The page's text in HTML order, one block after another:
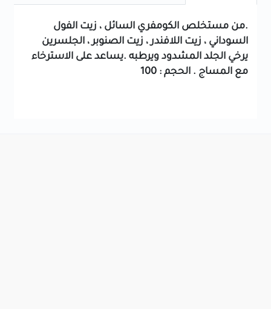
.من مستخلص الكومفري السائل ، زيت الفول
السوداني ، زيت اللافندر ، زيت الصنوبر ، الجلسرين
يرخي الجلد المشدود ويرطبه .يساعد على الاسترخاء
مع المساج . الحجم : 100